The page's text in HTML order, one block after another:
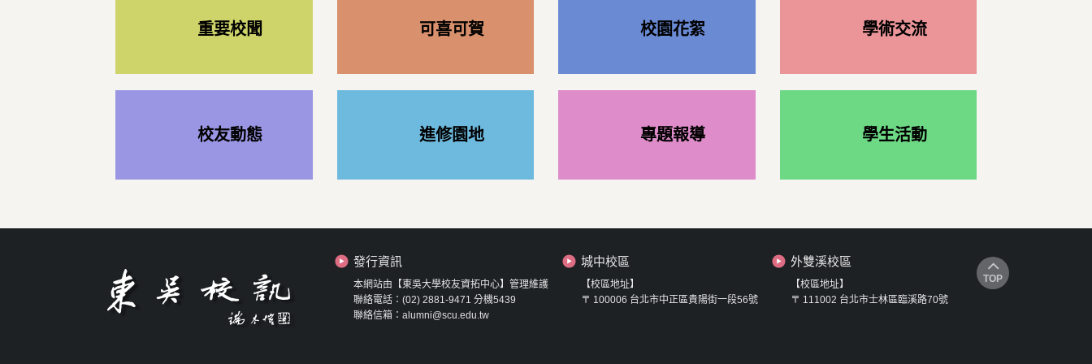
重要校聞 可喜可賀 校園花絮 學術交流
校友動態 進修園地 專題報導 學生活動
發行資訊
本網站由【東吳大學校友資拓中心】管理維護
聯絡電話：(02) 2881-9471 分機5439
聯絡信箱：alumni@scu.edu.tw
城中校區
【校區地址】
〒 100006 台北市中正區貴陽街一段56號
外雙溪校區
【校區地址】
〒 111002 台北市士林區臨溪路70號
TOP